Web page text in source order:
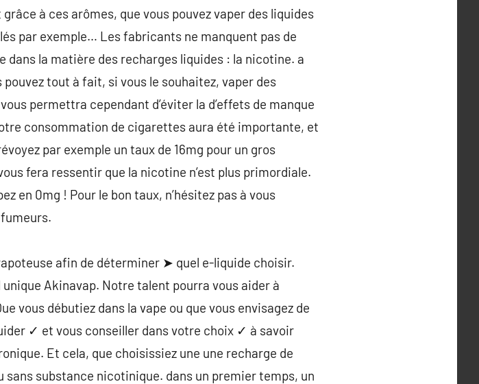
à ces arômes, que vous pouvez vaper des liquides
par exemple… Les fabricants ne manquent pas de
la matière des recharges liquides : la nicotine. a
tout à fait, si vous le souhaitez, vaper des
permettra cependant d’éviter la d’effets de manque
consommation de cigarettes aura été importante, et
par exemple un taux de 16mg pour un gros
fera ressentir que la nicotine n’est plus primordiale.
en 0mg ! Pour le bon taux, n’hésitez pas à vous
afin de déterminer ➤ quel e-liquide choisir.
Akinavap. Notre talent pourra vous aider à
vous débutiez dans la vape ou que vous envisagez de
✓ et vous conseiller dans votre choix ✓ à savoir
Et cela, que choisissiez une une recharge de
substance nicotinique. dans un premier temps, un